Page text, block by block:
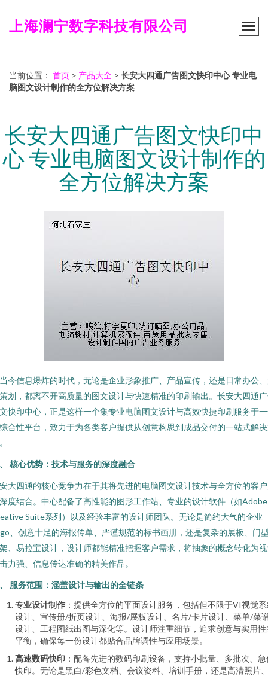
上海澜宁数字科技有限公司
当前位置： 首页 > 产品大全 > 长安大四通广告图文快印中心 专业电
脑图文设计制作的全方位解决方案
长安大四通广告图文快印中
心 专业电脑图文设计制作的
全方位解决方案
今信息爆炸的时代，无论是企业形象推广、产品宣传，还是日常办公
划，都离不开高质量的图文设计与快速精准的印刷输出。长安大四通
快印中心，正是这样一个集专业电脑图文设计与高效快捷印刷服务于
合性平台，致力于为各类客户提供从创意构思到成品交付的一站式解
核心优势：技术与服务的深度融合
大四通的核心竞争力在于其将先进的电脑图文设计技术与全方位的客
度结合。中心配备了高性能的图形工作站、专业的设计软件（如Adobe
Suite系列）以及经验丰富的设计师团队。无论是简约大气的企业
、创意十足的海报传单、严谨规范的标书画册，还是复杂的展板、门
、易拉宝设计，设计师都能精准把握客户需求，将抽象的概念转化为
力强、信息传达准确的精美作品。
服务范围：涵盖设计与输出的全链条
专业设计制作 ：提供全方位的平面设计服务，包括但不限于VI视觉
设计、宣传册/折页设计、海报/展板设计、名片/卡片设计、菜单/菜
设计、工程图纸出图与深化等。设计师注重细节，追求创意与实用性
平衡，确保每一份设计都贴合品牌调性与应用场景。
高速数码快印 ：配备先进的数码印刷设备，支持小批量、多批次、急
快印。无论是黑白/彩色文档、会议资料、培训手册，还是高清照片